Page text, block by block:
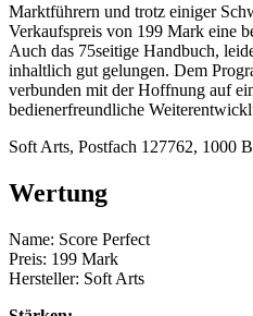
Marktführern und trotz einiger
Verkaufspreis von 199 Mark eine
Auch das 75seitige Handbuch,
inhaltlich gut gelungen. Dem
verbunden mit der Hoffnung auf
bedienerfreundliche
Soft Arts, Postfach 127762, 1000
Wertung
Name: Score Perfect
Preis: 199 Mark
Hersteller: Soft Arts